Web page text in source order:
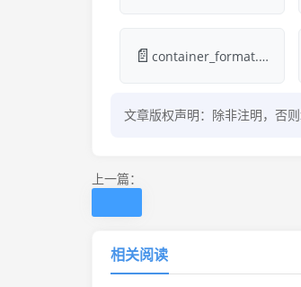
📄 container_format.md
文章版权声明：除非注明，否
上一篇：
相关阅读